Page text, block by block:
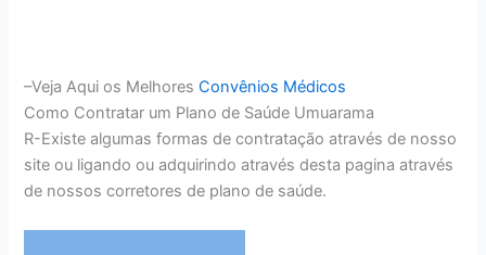
–Veja Aqui os MelhoresConvênios Médicos
Como Contratar um Plano de Saúde Umuarama
R-Existe algumas formas de contratação através de nosso
site ou ligando ou adquirindo através desta pagina através
de nossos corretores de plano de saúde.